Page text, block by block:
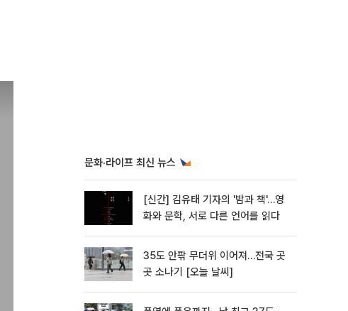
문화·라이프 최신 뉴스
[신간] 김유태 기자의 '밤과 책'…영
화와 문학, 서로 다른 언어를 읽다
35도 안팎 무더위 이어져…전국 곳
곳 소나기 [오늘 날씨]